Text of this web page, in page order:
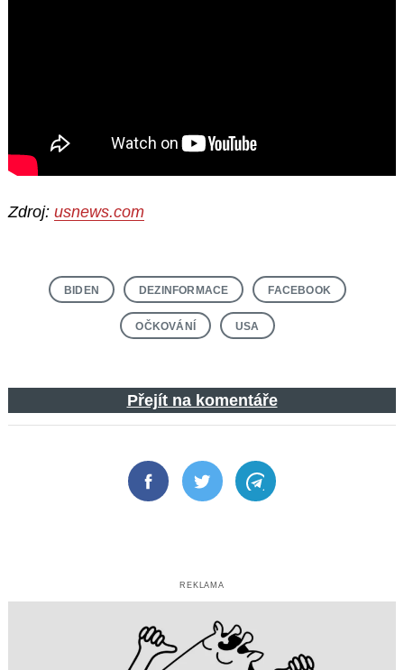
Zdroj: usnews.com
BIDEN DEZINFORMACE FACEBOOK
OČKOVÁNÍ USA
Přejít na komentáře
FacebookTwitter Telegram
REKLAMA